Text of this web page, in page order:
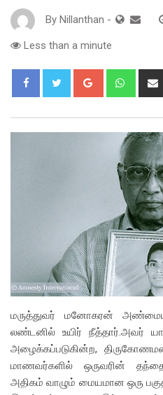
By Nillanthan -
Less than a minute
Google+
மருத்துவர் மனோகரன்
லண்டனில் உயிர் நீத்தார்.அவர்
அழைக்கப்படுகின்ற,
மாணவர்களில் ஒருவரின்
அதிகம் வாழும் மையமான ஒரு